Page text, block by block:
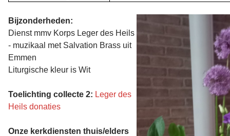
Bijzonderheden:
Dienst mmv Korps Leger des Heils
- muzikaal met Salvation Brass uit
Emmen
Liturgische kleur is Wit
Toelichting collecte 2: Leger des
Heils donaties
Onze kerkdiensten thuis/elders